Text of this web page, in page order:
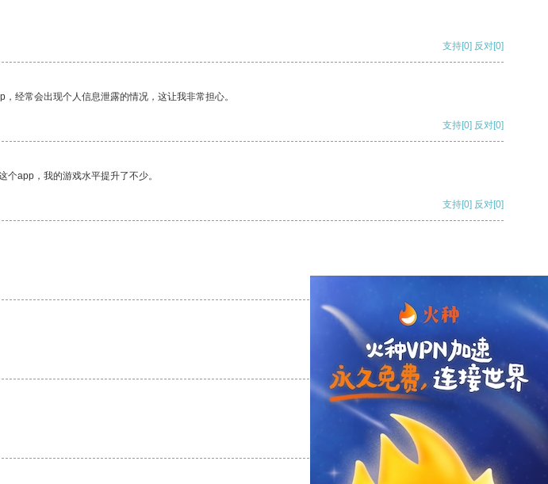
支持[0] 反对[0]
经常会出现个人信息泄露的情况，这让我非常担心。
支持[0] 反对[0]
app，我的游戏水平提升了不少。
支持[0] 反对[0]
支持 [0] 反对 [0]
支持